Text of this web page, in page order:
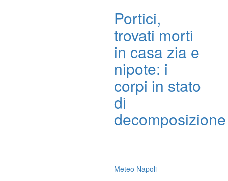
Portici,
trovati morti
in casa zia e
nipote: i
corpi in stato
di
decomposizione
Meteo Napoli